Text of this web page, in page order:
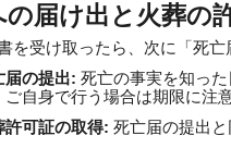
の届け出と火葬の
を受け取ったら、次に「死亡
届の提出: 死亡の事実を知っ
ご自身で行う場合は期限に注
許可証の取得: 死亡届の提出